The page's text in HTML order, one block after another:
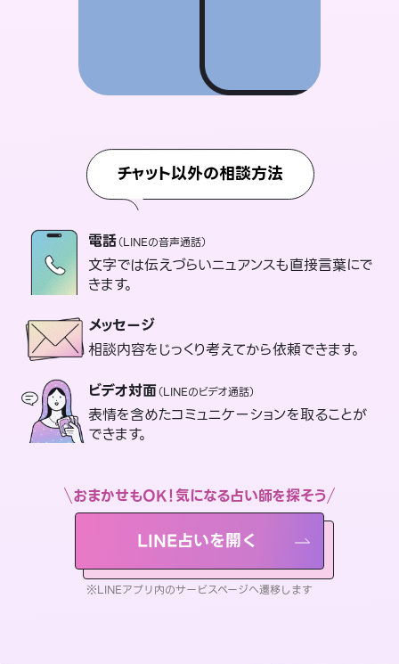
チャット以外の相談方法
電話（LINEの音声通話）
文字では伝えづらいニュアンスも直接言葉にで
きます。
メッセージ
相談内容をじっくり考えてから依頼できます。
ビデオ対面（LINEのビデオ通話）
表情を含めたコミュニケーションを取ることが
できます。
おまかせもOK！気になる占い師を探そう
LINE占いを開く
※LINEアプリ内のサービスページへ遷移します